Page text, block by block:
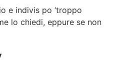
e indivis po ‘troppo
lo chiedi, eppure se non